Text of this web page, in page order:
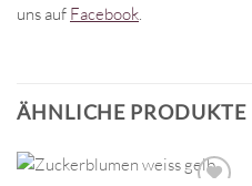
uns auf Facebook.
ÄHNLICHE PRODUKTE